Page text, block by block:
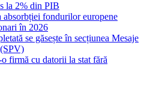
la 2% din PIB
absorbției fondurilor europene
în 2026
se găsește în secțiunea Mesaje
firmă cu datorii la stat fără